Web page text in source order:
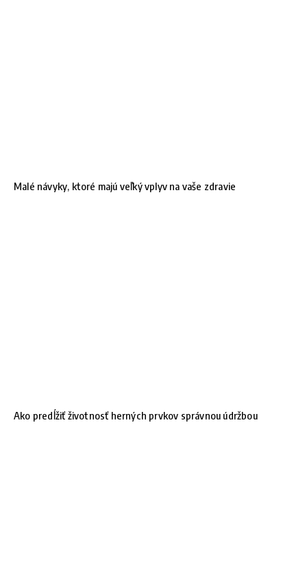
Malé návyky, ktoré majú veľký vplyv na vaše zdravie
Ako predĺžiť životnosť herných prvkov správnou údržbou